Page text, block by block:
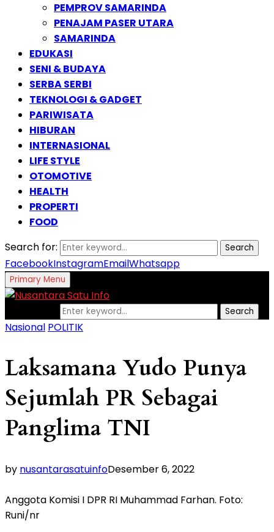
PEMPROV SAMARINDA
PENAJAM PASER UTARA
SAMARINDA
EDUKASI
SENI & BUDAYA
SERBA SERBI
TEKNOLOGI & GADGET
PARIWISATA
HIBURAN
INTERNASIONAL
LIFE STYLE
OTOMOTIVE
HEALTH
PROPERTI
FOOD
Search for:
Search
FacebookInstagramEmailWhatsapp
Primary Menu
Search
Nasional POLITIK
Laksamana Yudo Punya
Sejumlah PR Sebagai
Panglima TNI
by nusantarasatuinfoDesember 6, 2022
Anggota Komisi I DPR RI Muhammad Farhan. Foto:
Runi/nr